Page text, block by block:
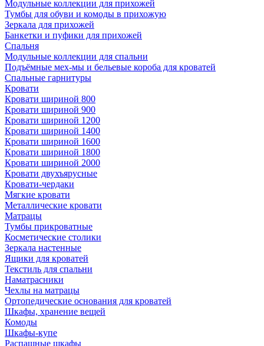
Модульные коллекции для прихожей
Тумбы для обуви и комоды в прихожую
Зеркала для прихожей
Банкетки и пуфики для прихожей
Спальня
Модульные коллекции для спальни
Подъёмные мех-мы и бельевые короба для кроватей
Спальные гарнитуры
Кровати
Кровати шириной 800
Кровати шириной 900
Кровати шириной 1200
Кровати шириной 1400
Кровати шириной 1600
Кровати шириной 1800
Кровати шириной 2000
Кровати двухъярусные
Кровати-чердаки
Мягкие кровати
Металлические кровати
Матрацы
Тумбы прикроватные
Косметические столики
Зеркала настенные
Ящики для кроватей
Текстиль для спальни
Наматрасники
Чехлы на матрацы
Ортопедические основания для кроватей
Шкафы, хранение вещей
Комоды
Шкафы-купе
Распашные шкафы